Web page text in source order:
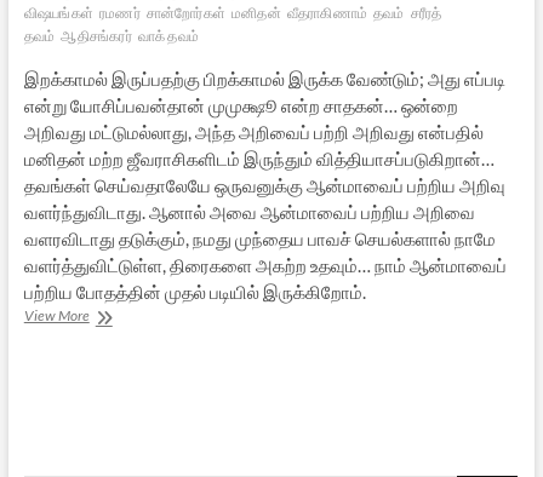
விஷயங்கள் ரமணர் சான்றோர்கள் மனிதன் வீதராகிணாம் தவம் சரீரத்
தவம் ஆதிசங்கரர் வாக் தவம்
இறக்காமல் இருப்பதற்கு பிறக்காமல் இருக்க வேண்டும்; அது எப்படி
என்று யோசிப்பவன்தான் முமுக்ஷூ என்ற சாதகன்… ஒன்றை
அறிவது மட்டுமல்லாது, அந்த அறிவைப் பற்றி அறிவது என்பதில்
மனிதன் மற்ற ஜீவராசிகளிடம் இருந்தும் வித்தியாசப்படுகிறான்…
தவங்கள் செய்வதாலேயே ஒருவனுக்கு ஆன்மாவைப் பற்றிய அறிவு
வளர்ந்துவிடாது. ஆனால் அவை ஆன்மாவைப் பற்றிய அறிவை
வளரவிடாது தடுக்கும், நமது முந்தைய பாவச் செயல்களால் நாமே
வளர்த்துவிட்டுள்ள, திரைகளை அகற்ற உதவும்… நாம் ஆன்மாவைப்
பற்றிய போதத்தின் முதல் படியில் இருக்கிறோம்.
View Moreஆதி